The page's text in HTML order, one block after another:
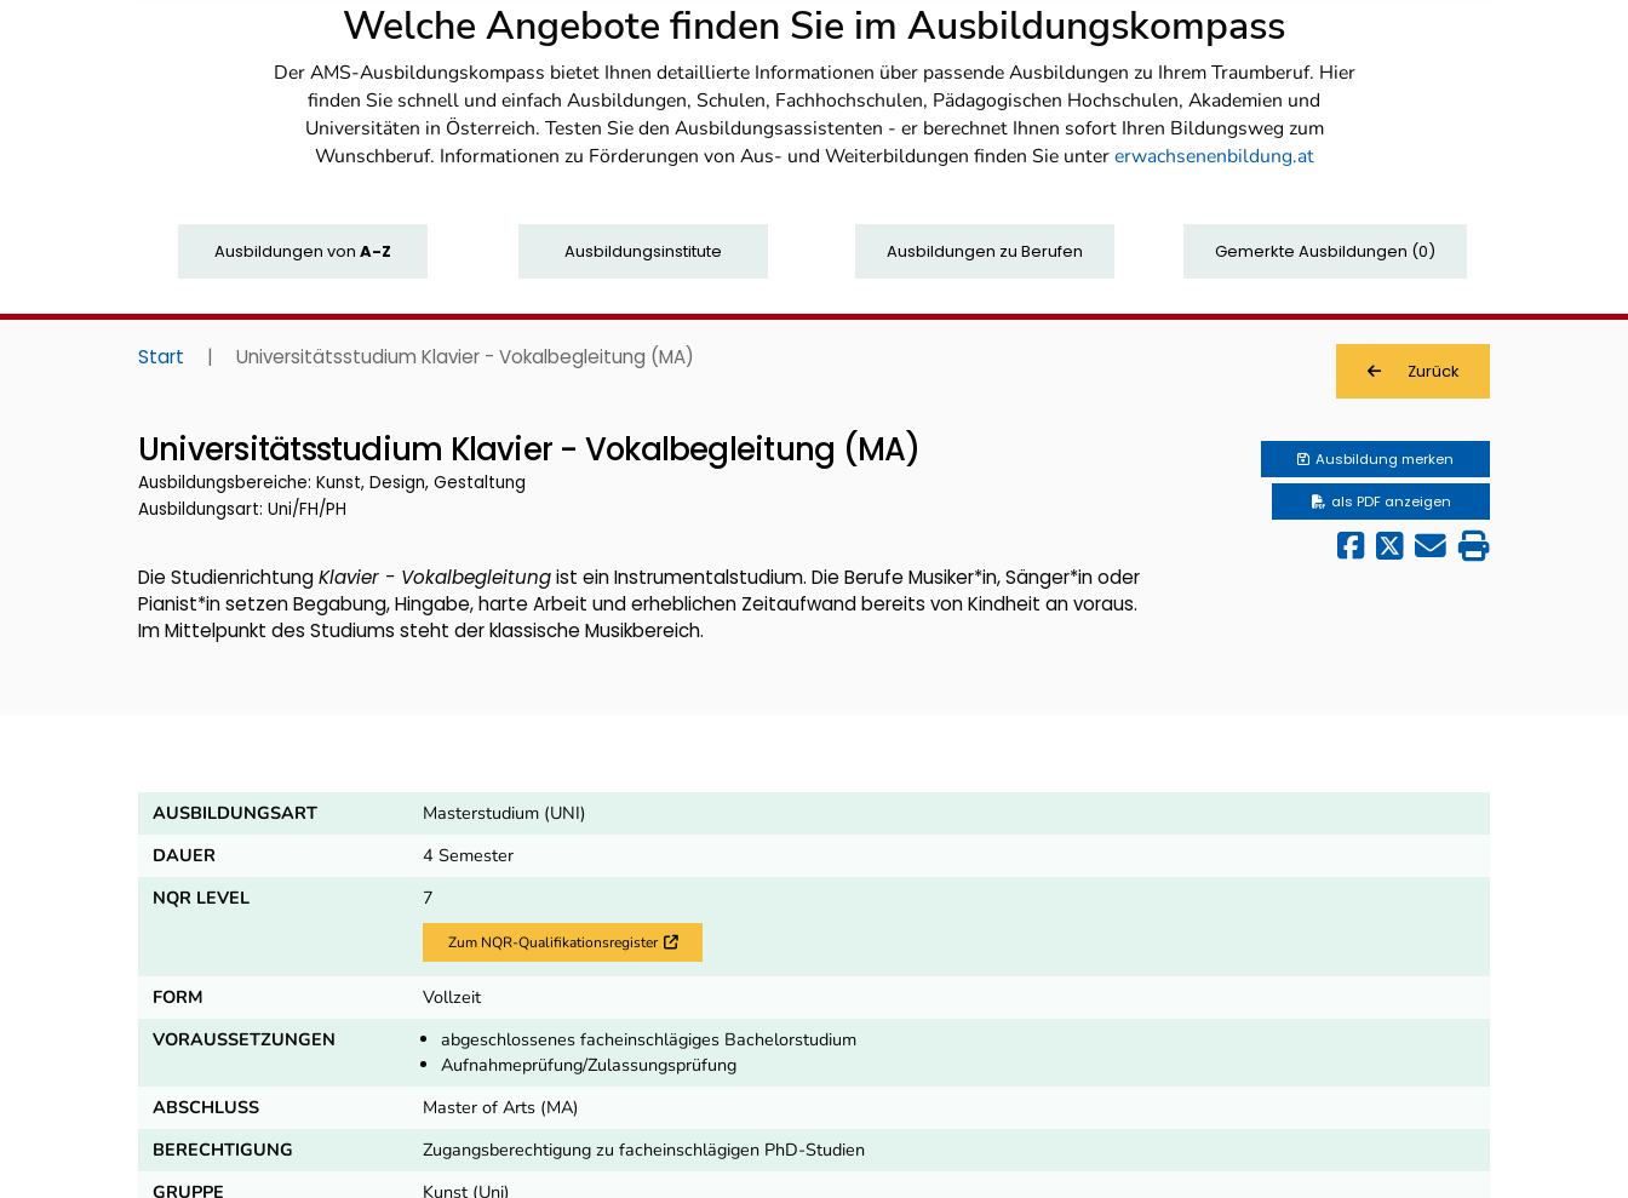
Welche Angebote finden Sie im Ausbildungskompass
Der AMS-Ausbildungskompass bietet Ihnen detaillierte Informationen über passende Ausbildungen zu Ihrem Traumberuf. Hier
finden Sie schnell und einfach Ausbildungen, Schulen, Fachhochschulen, Pädagogischen Hochschulen, Akademien und
Universitäten in Österreich. Testen Sie den Ausbildungsassistenten - er berechnet Ihnen sofort Ihren Bildungsweg zum
Wunschberuf. Informationen zu Förderungen von Aus- und Weiterbildungen finden Sie untererwachsenenbildung.at
Ausbildungen von A-Z Ausbildungsinstitute Ausbildungen zu Berufen Gemerkte Ausbildungen (0)
Start | Universitätsstudium Klavier - Vokalbegleitung (MA)
Zurück
Universitätsstudium Klavier - Vokalbegleitung (MA)
Ausbildungsbereiche: Kunst, Design, Gestaltung
Ausbildungsart: Uni/FH/PH
Die StudienrichtungKlavier - Vokalbegleitungist ein Instrumentalstudium. Die Berufe Musiker*in, Sänger*in oder
Pianist*in setzen Begabung, Hingabe, harte Arbeit und erheblichen Zeitaufwand bereits von Kindheit an voraus.
Im Mittelpunkt des Studiums steht der klassische Musikbereich.
Ausbildung merken
als PDF anzeigen
AUSBILDUNGSART
Masterstudium (UNI)
DAUER
4 Semester
NQR LEVEL
7
Zum NQR-Qualifikationsregister Externer Link
FORM
Vollzeit
VORAUSSETZUNGEN
abgeschlossenes facheinschlägiges Bachelorstudium
Aufnahmeprüfung/Zulassungsprüfung
ABSCHLUSS
Master of Arts (MA)
BERECHTIGUNG
Zugangsberechtigung zu facheinschlägigen PhD-Studien
GRUPPE
Kunst (Uni)